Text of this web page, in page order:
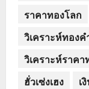
ราคาทองโลก
วิเคราะห์ทองค
วิเคราะห์ราค
ฮั่วเซ่งเฮง
เ